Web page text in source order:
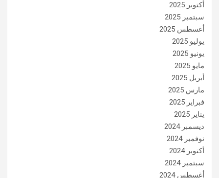
أكتوبر 2025
سبتمبر 2025
أغسطس 2025
يوليو 2025
يونيو 2025
مايو 2025
أبريل 2025
مارس 2025
فبراير 2025
يناير 2025
ديسمبر 2024
نوفمبر 2024
أكتوبر 2024
سبتمبر 2024
أغسطس 2024